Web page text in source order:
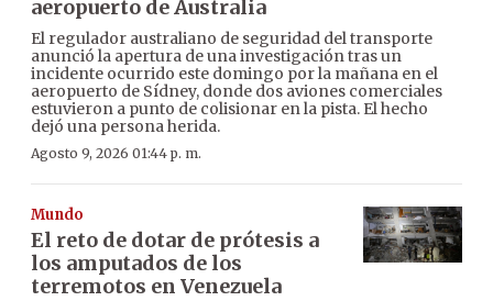
aeropuerto de Australia
El regulador australiano de seguridad del transporte
anunció la apertura de una investigación tras un
incidente ocurrido este domingo por la mañana en el
aeropuerto de Sídney, donde dos aviones comerciales
estuvieron a punto de colisionar en la pista. El hecho
dejó una persona herida.
Agosto 9, 2026 01:44 p. m.
Mundo
El reto de dotar de prótesis a
los amputados de los
terremotos en Venezuela